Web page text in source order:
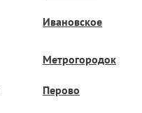
Ивановское
Метрогородок
Перово